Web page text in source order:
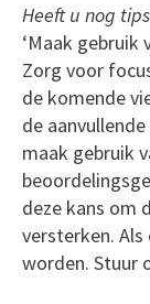
Heeft u nog
‘Maak
Zorg voor
de komende
de
maak gebruik
deze kans om
versterken.
worden. Stuur